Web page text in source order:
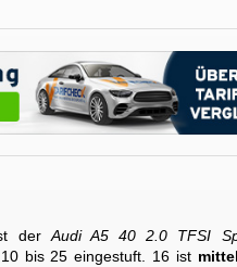
der Audi A5 40 2.0 TFSI
bis 25 eingestuft. 16 ist